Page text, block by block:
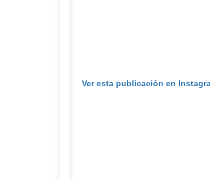
Ver esta publicación en